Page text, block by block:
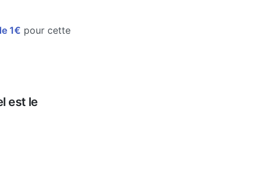
1€ pour cette
est le